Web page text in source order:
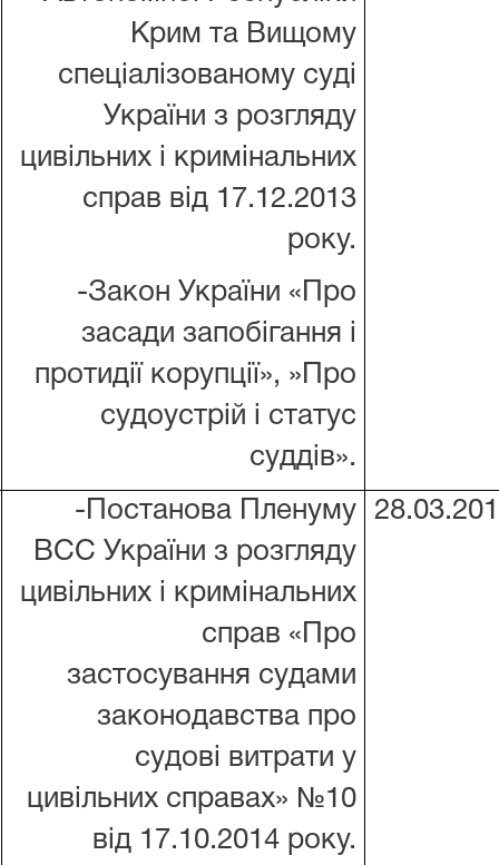
Крим та Вищому
спеціалізованому суді
України з розгляду
цивільних і кримінальних
справ від 17.12.2013
року.
-Закон України «Про
засади запобігання і
протидії корупції», »Про
судоустрій і статус
суддів».
-Постанова Пленуму
ВСС України з розгляду
цивільних і кримінальних
справ «Про
застосування судами
законодавства про
судові витрати у
цивільних справах» №10
від 17.10.2014 року.